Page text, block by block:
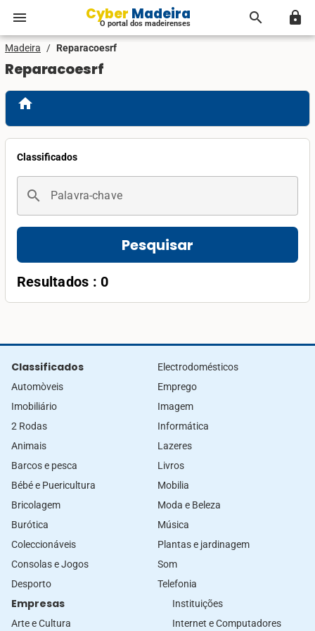
menu Cyber Madeira
O portal dos madeirenses search lock
Madeira / Reparacoesrf
Reparacoesrf
home
Classificados
search Palavra-chave
Pesquisar
Resultados : 0
Classificados
Automòveis
Imobiliário
2 Rodas
Animais
Barcos e pesca
Bébé e Puericultura
Bricolagem
Burótica
Coleccionáveis
Consolas e Jogos
Desporto
Electrodomésticos
Emprego
Imagem
Informática
Lazeres
Livros
Mobilia
Moda e Beleza
Música
Plantas e jardinagem
Som
Telefonia
Empresas
Arte e Cultura
Instituições
Internet e Computadores